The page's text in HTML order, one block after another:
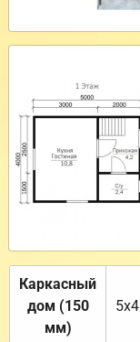
Каркасный
дом (150
мм)
5х4